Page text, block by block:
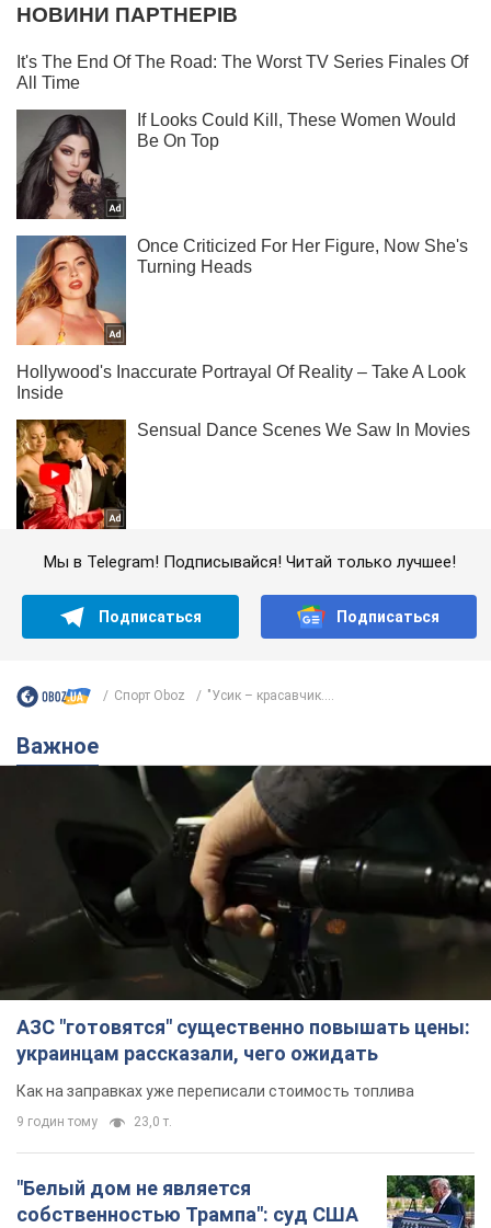
Мы в Telegram! Подписывайся! Читай только лучшее!
Подписаться Подписаться
Спорт Oboz "Усик – красавчик....
Важное
АЗС "готовятся" существенно повышать цены:
украинцам рассказали, чего ожидать
Как на заправках уже переписали стоимость топлива
9 годин тому 23,0 т.
"Белый дом не является
собственностью Трампа": суд США